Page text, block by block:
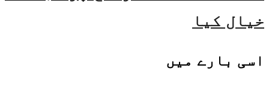
خیال کیا
اسی بارے میں